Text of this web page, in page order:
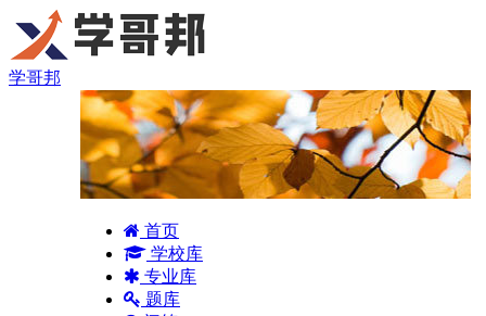
学哥邦
首页
学校库
专业库
题库